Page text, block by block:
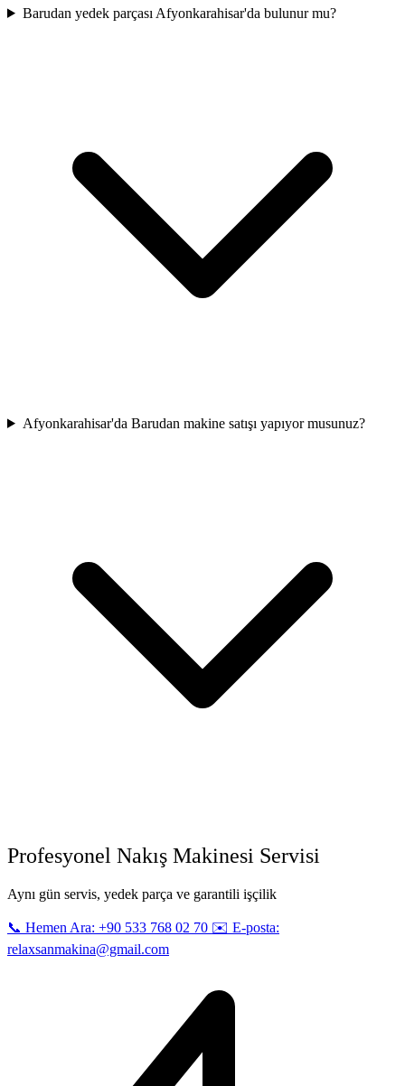
Barudan yedek parçası Afyonkarahisar'da bulunur mu?
Afyonkarahisar'da Barudan makine satışı yapıyor musunuz?
Profesyonel Nakış Makinesi Servisi
Aynı gün servis, yedek parça ve garantili işçilik
📞 Hemen Ara: +90 533 768 02 70 ✉️ E-posta:
relaxsanmakina@gmail.com